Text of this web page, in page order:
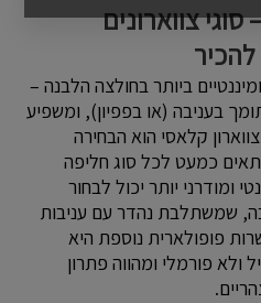
צווארונים
ביותר בחולצה הלבנה –
בעניבה (או בפפיון), ומשפיע
קלאסי הוא הבחירה
כמעט לכל סוג חליפה
ומודרני יותר יכול לבחור
שמשתלבת נהדר עם עניבות
פופולארית נוספת היא
ולא פורמלי ומהווה פתרון